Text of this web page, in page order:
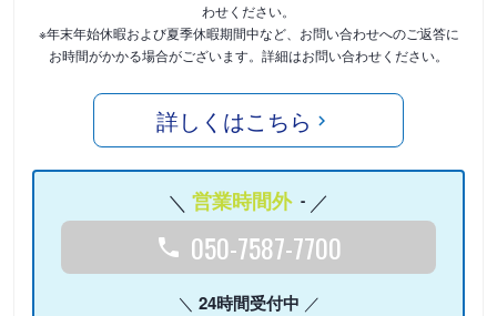
わせください。
※年末年始休暇および夏季休暇期間中など、お問い合わせへのご返答に
お時間がかかる場合がございます。詳細はお問い合わせください。
詳しくはこちら
営業時間外 -
050-7587-7700
24時間受付中